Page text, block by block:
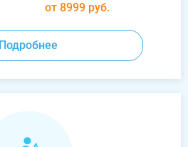
от 8999 руб.
Подробнее